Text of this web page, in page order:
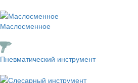
Маслосменное
Пневматический инструмент